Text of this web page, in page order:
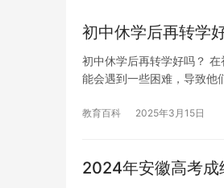
初中休学后再转学
初中休学后再转学好吗？
能会遇到一些困难，导致他
教育百科 2025年3月15日
2024年安徽高考成